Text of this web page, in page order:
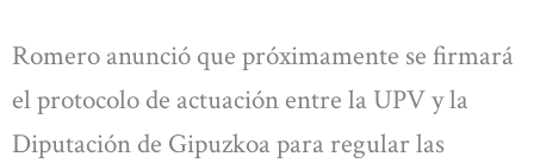
Romero anunció que próximamente se firmará
el protocolo de actuación entre la UPV y la
Diputación de Gipuzkoa para regular las